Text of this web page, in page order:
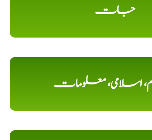
جات
اسلامی، معلومات